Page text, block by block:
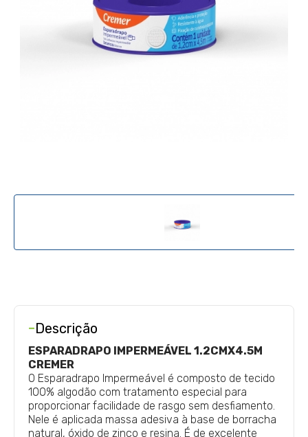
-Descrição
ESPARADRAPO IMPERMEÁVEL 1.2CMX4.5M
CREMER
O Esparadrapo Impermeável é composto de tecido
100% algodão com tratamento especial para
proporcionar facilidade de rasgo sem desfiamento.
Nele é aplicada massa adesiva à base de borracha
natural, óxido de zinco e resina. É de excelente